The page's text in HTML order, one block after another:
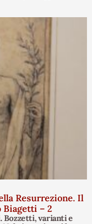
Resurrezione. Il
Biagetti – 2
Bozzetti, varianti e